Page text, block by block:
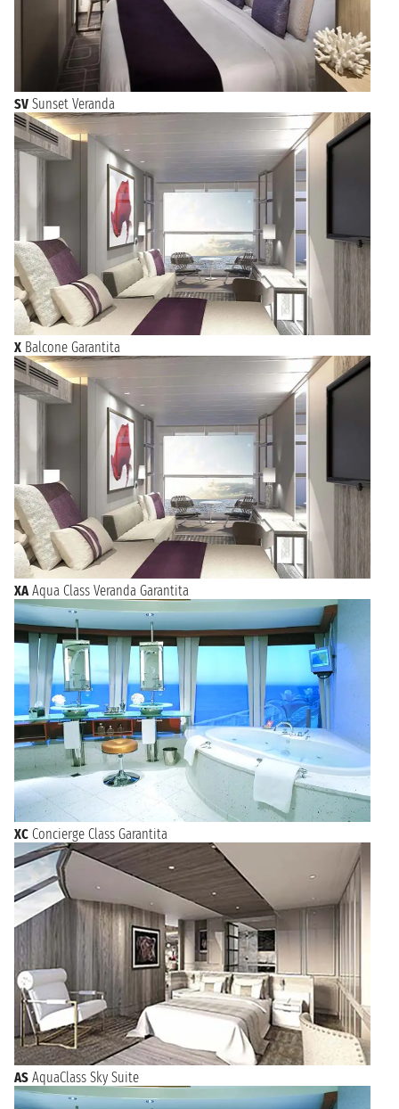
SV Sunset Veranda
X Balcone Garantita
XA Aqua Class Veranda Garantita
XC Concierge Class Garantita
AS AquaClass Sky Suite